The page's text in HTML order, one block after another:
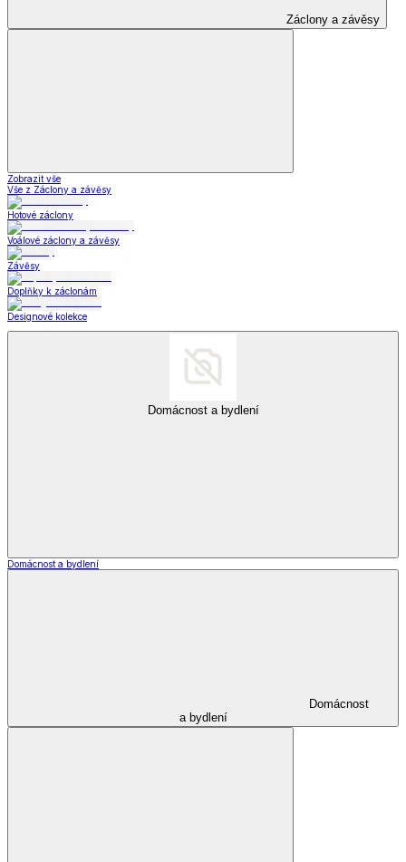
Záclony a závěsy
Zobrazit vše
Vše z Záclony a závěsy
Hotové záclony
Voálové záclony a závěsy
Závěsy
Doplňky k záclonám
Designové kolekce
Domácnost a bydlení
Domácnost a bydlení
Domácnost
a bydlení